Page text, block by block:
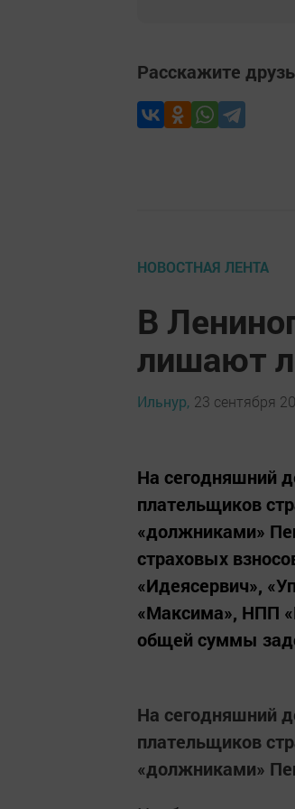
Расскажите
НОВОСТНАЯ ЛЕНТА
В
лишают
Ильнур, 23 сентября
На сегодняшний
плательщиков
«должниками»
страховых
«Идеясервич»,
«Максима», НПП
общей суммы
На сегодняшний
плательщиков
«должниками»